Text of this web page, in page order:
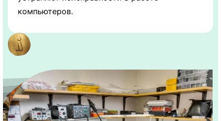
компьютеров.